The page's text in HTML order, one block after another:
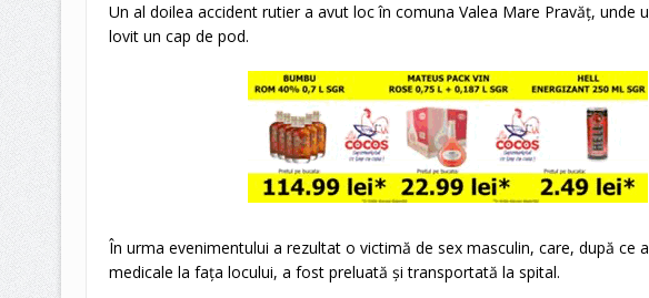
Un al doilea accident rutier a avut loc în comuna Valea Mare Pravăț, unde
lovit un cap de pod.
În urma evenimentului a rezultat o victimă de sex masculin, care, după ce
medicale la fața locului, a fost preluată și transportată la spital.